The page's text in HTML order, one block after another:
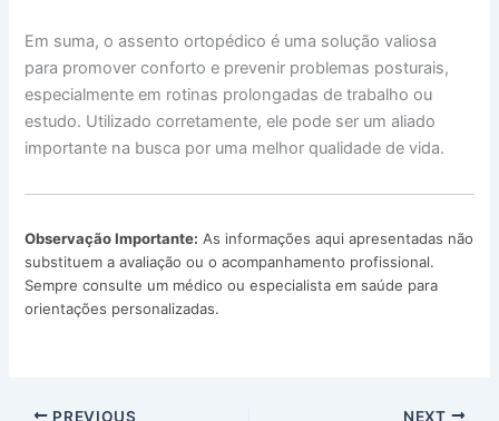
Em suma, o assento ortopédico é uma solução valiosa
para promover conforto e prevenir problemas posturais,
especialmente em rotinas prolongadas de trabalho ou
estudo. Utilizado corretamente, ele pode ser um aliado
importante na busca por uma melhor qualidade de vida.
Observação Importante: As informações aqui apresentadas não
substituem a avaliação ou o acompanhamento profissional.
Sempre consulte um médico ou especialista em saúde para
orientações personalizadas.
PREVIOUS NEXT